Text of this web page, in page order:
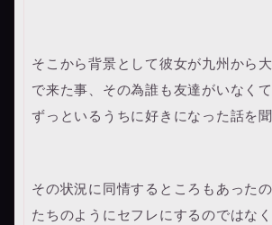
そこから背景として彼女が九州から
で来た事、その為誰も友達がいなく
ずっといるうちに好きになった話を聞
その状況に同情するところもあった
たちのようにセフレにするのではな